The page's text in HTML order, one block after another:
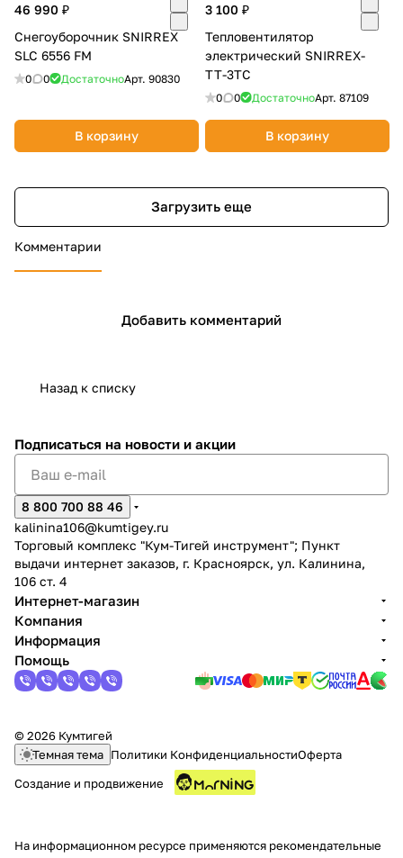
46 990 ₽
Снегоуборочник SNIRREX
SLC 6556 FM
0 0 ДостаточноАрт. 90830
В корзину
3 100 ₽
Тепловентилятор
электрический SNIRREX-
ТТ-3ТС
0 0 ДостаточноАрт. 87109
В корзину
Загрузить еще
Комментарии
Добавить комментарий
Назад к списку
Подписаться на новости и акции
8 800 700 88 46
kalinina106@kumtigey.ru
Торговый комплекс "Кум-Тигей инструмент"; Пункт
выдачи интернет заказов, г. Красноярск, ул. Калинина,
106 ст. 4
Интернет-магазин
Компания
Информация
Помощь
© 2026 Кумтигей
Темная тема Политики КонфиденциальностиОферта
Создание и продвижение
На информационном ресурсе применяются рекомендательные